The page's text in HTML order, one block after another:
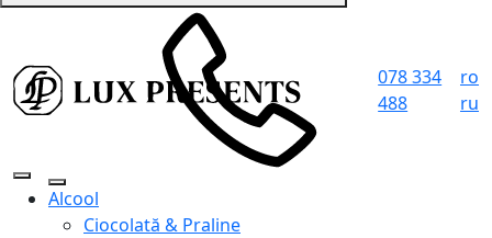
078 334
488
ro
ru
Alcool
Ciocolată & Praline